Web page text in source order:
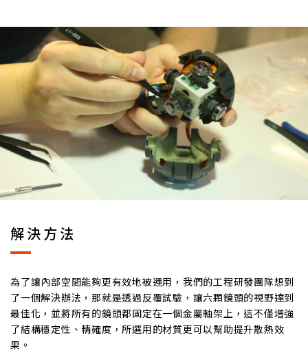
解決方法
為了讓內部空間能夠更有效地被運用，我們的工程研發團隊想到
了一個解決辦法，那就是透過反覆試驗，讓六顆鏡頭的視野達到
最佳化，並將所有的鏡頭都固定在一個金屬軸架上，這不僅增強
了結構穩定性、精確度，所選用的材質更可以幫助提升散熱效
果。